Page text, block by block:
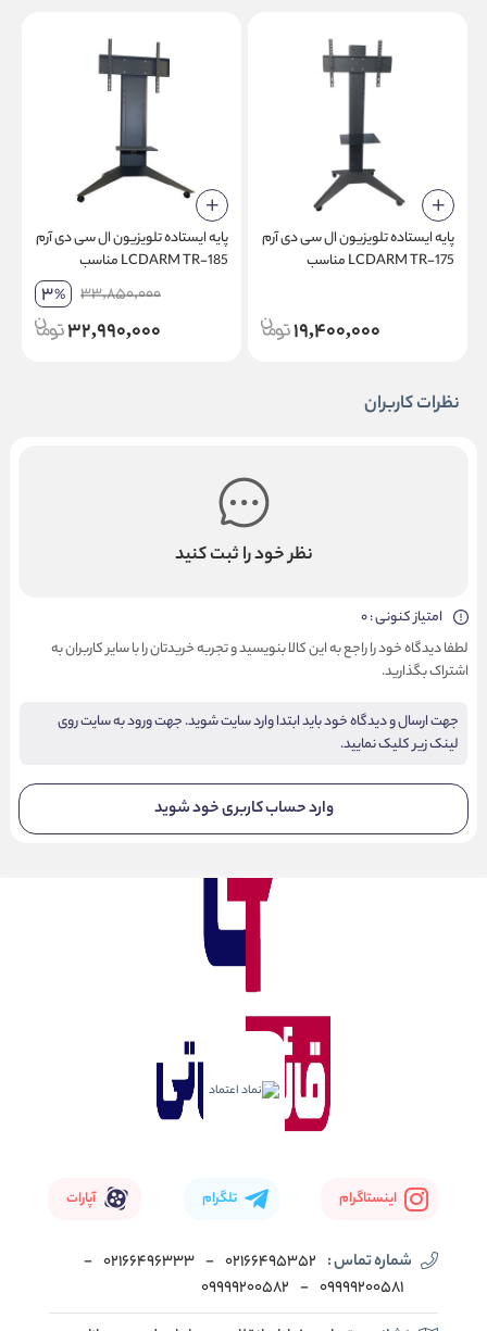
پایه ایستاده تلویزیون ال سی دی آرم
LCDARM TR-175 مناسب
19,400,000
پایه ایستاده تلویزیون ال سی دی آرم
LCDARM TR-185 مناسب
33,850,000
3%
32,990,000
نظرات کاربران
نظر خود را ثبت کنید
امتیاز کنونی : 0
لطفا دیدگاه خود را راجع به این کالا بنویسید و تجربه خریدتان را با سایر کاربران به
اشتراک بگذارید.
جهت ارسال و دیدگاه خود باید ابتدا وارد سایت شوید. جهت ورود به سایت روی
لینک زیر کلیک نمایید.
وارد حساب کاربری خود شوید
اینستاگرام تلگرام آپارات
شماره تماس : 02166495352
-
02166496333
-
09999200581
-
09999200582